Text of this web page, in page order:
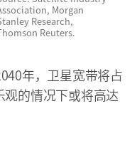
Morgan
Research,
Reuters.
年，卫星宽带将占
的情况下或将高达